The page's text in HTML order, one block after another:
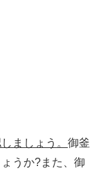
ましょう。 御釜
うか?また、御